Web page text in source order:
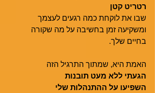
רטריט קטן
שבו את לוקחת כמה רגעים לעצמך
ומשקיעה זמן בחשיבה על מה שקורה
בחיים שלך.
האמת היא, שמתוך התרגיל הזה
הגעתי ללא מעט תובנות
השפיעו על ההתנהלות שלי